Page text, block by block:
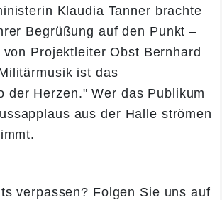
Klaudia Tanner brachte
Begrüßung auf den Punkt –
Projektleiter Obst Bernhard
ist das
der Herzen." Wer das Publikum
aus der Halle strömen
verpassen? Folgen Sie uns auf